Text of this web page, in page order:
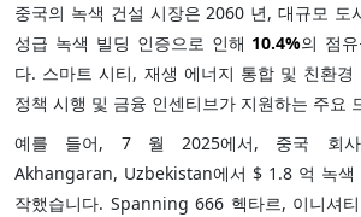
중국의 녹색 건설 시장은 2060 년, 대규모 도
성급 녹색 빌딩 인증으로 인해 10.4%의 점
다. 스마트 시티, 재생 에너지 통합 및 친환
정책 시행 및 금융 인센티브가 지원하는 주요
예를 들어, 7 월 2025에서, 중국 회
Akhangaran, Uzbekistan에서 $ 1.8 억 녹색
작했습니다. Spanning 666 헥타르, 이니셔